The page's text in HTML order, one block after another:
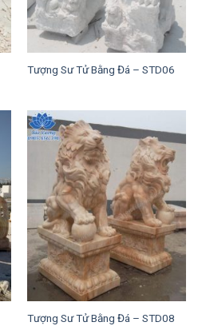
Tượng Sư Tử Bằng Đá – STD06
Tượng Sư Tử Bằng Đá – STD08